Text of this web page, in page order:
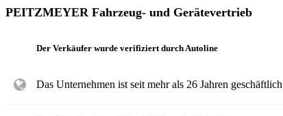
PEITZMEYER Fahrzeug- und Gerätevertrieb
Der Verkäufer wurde verifiziert durch Autoline
Das Unternehmen ist seit mehr als 26 Jahren